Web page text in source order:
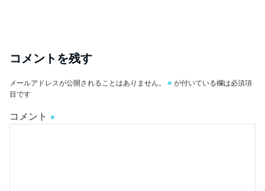
コメントを残す
メールアドレスが公開されることはありません。 ※ が付いている欄は必須項
目です
コメント ※